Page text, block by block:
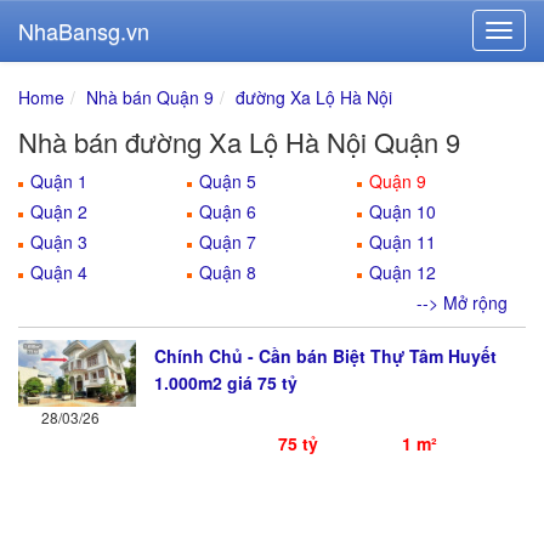
NhaBansg.vn
Home Nhà bán Quận 9 đường Xa Lộ Hà Nội
Nhà bán đường Xa Lộ Hà Nội Quận 9
Quận 1
Quận 2
Quận 3
Quận 4
Quận 5
Quận 6
Quận 7
Quận 8
Quận 9
Quận 10
Quận 11
Quận 12
--> Mở rộng
28/03/26
Chính Chủ - Cần bán Biệt Thự Tâm Huyết
1.000m2 giá 75 tỷ
75 tỷ 1 m²